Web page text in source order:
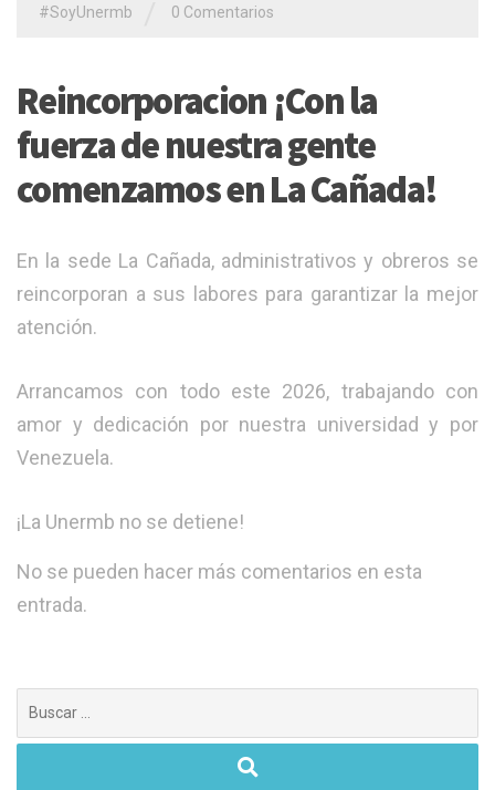
#SoyUnermb 0 Comentarios
Reincorporacion ¡Con la
fuerza de nuestra gente
comenzamos en La Cañada!
En la sede La Cañada, administrativos y obreros se
reincorporan a sus labores para garantizar la mejor
atención.
Arrancamos con todo este 2026, trabajando con
amor y dedicación por nuestra universidad y por
Venezuela.
¡La Unermb no se detiene!
No se pueden hacer más comentarios en esta
entrada.